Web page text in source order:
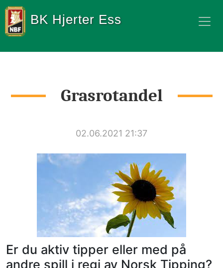
BK Hjerter Ess
Grasrotandel
02.06.2021 21:37
Er du aktiv tipper eller med på
andre spill i regi av Norsk Tipping?